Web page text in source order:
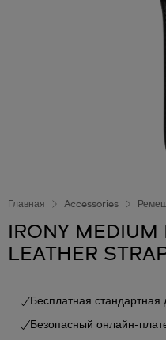
Главная Accessories
IRONY MEDIUM
LEATHER
Бесплатная стандартная
Безопасный онлайн-